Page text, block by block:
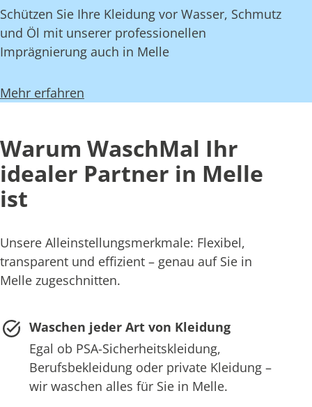
Schützen Sie Ihre Kleidung vor Wasser, Schmutz
und Öl mit unserer professionellen
Imprägnierung auch in Melle
Mehr erfahren
Warum WaschMal Ihr
idealer Partner in Melle
ist
Unsere Alleinstellungsmerkmale: Flexibel,
transparent und effizient – genau auf Sie in
Melle zugeschnitten.
Waschen jeder Art von Kleidung
Egal ob PSA-Sicherheitskleidung,
Berufsbekleidung oder private Kleidung –
wir waschen alles für Sie in Melle.